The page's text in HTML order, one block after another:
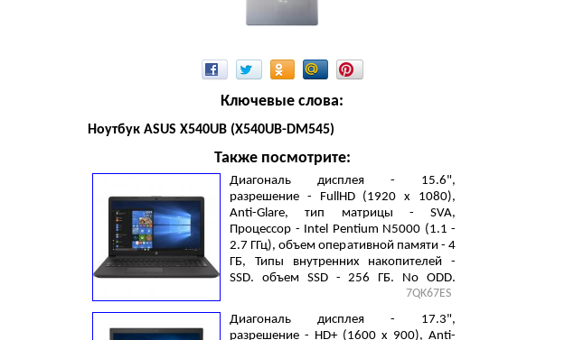
Ключевые слова:
Ноутбук ASUS X540UB (X540UB-DM545)
Также посмотрите:
Диагональ дисплея - 15.6",
разрешение - FullHD (1920 х 1080),
Anti-Glare, тип матрицы - SVA,
Процессор - Intel Pentium N5000 (1.1 -
2.7 ГГц), объем оперативной памяти - 4
ГБ, Типы внутренних накопителей -
SSD, объем SSD - 256 ГБ, No ODD,
Видеокарта - Intel UHD Graphics 605,
LAN (RJ-45), Windows 10 Pro, 3 cell,
1.78 кг, Dark Ash Silver
7QK67ES
Диагональ дисплея - 17.3",
разрешение - HD+ (1600 x 900), Anti-